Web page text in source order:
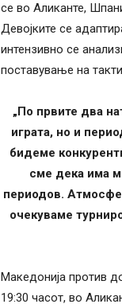
се во Аликанте,
Девојките се
интензивно се
поставување на
„По првите два
играта, но и
бидеме
сме дека има
периодов.
очекуваме
Македонија против
19:30 часот, во